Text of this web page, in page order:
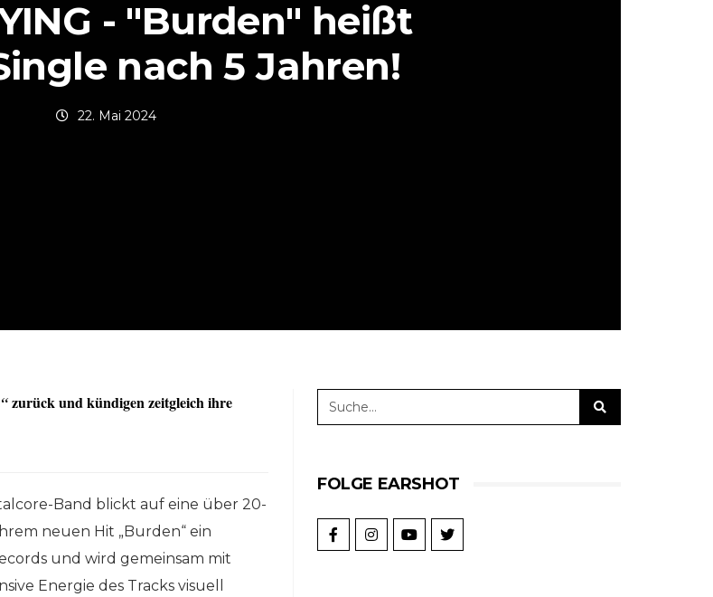
- "Burden" heißt
nach 5 Jahren!
22. Mai 2024
zurück und kündigen zeitgleich ihre
Band blickt auf eine über 20-
neuen Hit „Burden“ ein
und wird gemeinsam mit
Energie des Tracks visuell
FOLGE EARSHOT